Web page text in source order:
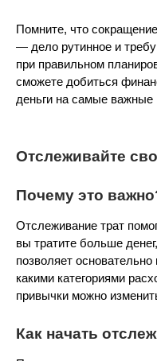
Помните, что
— дело рутинное и
при правильном
сможете добиться
деньги на самые важные
Отслеживайте
Почему это
Отслеживание трат
вы тратите больше
позволяет
какими категориями
привычки можно
Как начать